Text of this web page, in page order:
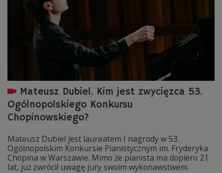
Mateusz Dubiel. Kim jest zwycięzca 53.
Ogólnopolskiego Konkursu
Chopinowskiego?
Mateusz Dubiel jest laureatem I nagrody w 53.
Ogólnopolskim Konkursie Pianistycznym im. Fryderyka
Chopina w Warszawie. Mimo że pianista ma dopiero 21
lat, już zwrócił uwagę jury swoim wykonawstwem.